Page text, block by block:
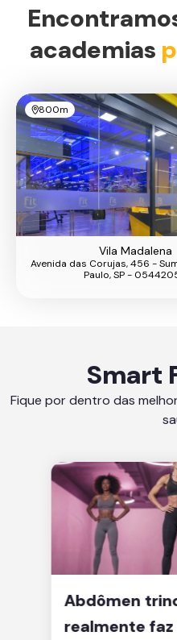
academias
800m
Vila Madalena
Avenida das Corujas, 456 -
Paulo, SP -
Smart
Fique por dentro das
Abdômen
realmente